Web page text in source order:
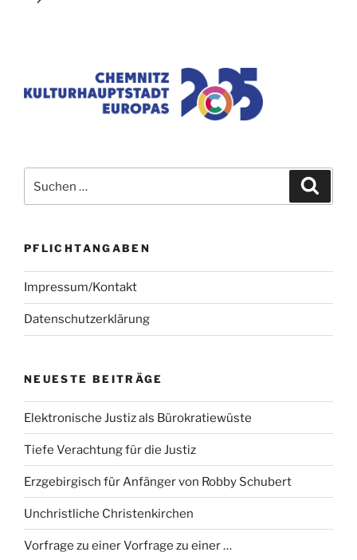
nach:
PFLICHTANGABEN
Impressum/Kontakt
Datenschutzerklärung
NEUESTE BEITRÄGE
Elektronische Justiz als Bürokratiewüste
Tiefe Verachtung für die Justiz
Erzgebirgisch für Anfänger von Robby Schubert
Unchristliche Christenkirchen
Vorfrage zu einer Vorfrage zu einer …